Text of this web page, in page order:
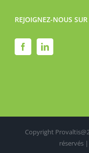
REJOIGNEZ-NOUS
Copyright
réservés